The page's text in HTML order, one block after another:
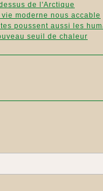
de l'Arctique
moderne nous accable
poussent aussi les
seuil de chaleur